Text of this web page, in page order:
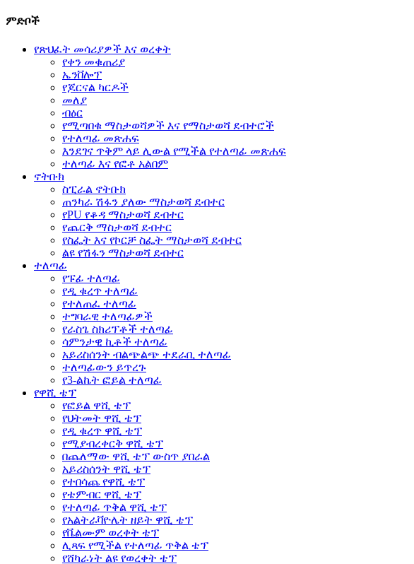
ምድቦች
የጽህፈት መሳሪያዎች እና ወረቀት
የቀን መቁጠሪያ
ኤንቨሎፕ
የጆርናል ካርዶች
መለያ
ብዕር
የሚጣበቁ ማስታወሻዎች እና የማስታወሻ ደብተሮች
የተለጣፊ መጽሐፍ
እንደገና ጥቅም ላይ ሊውል የሚችል የተለጣፊ መጽሐፍ
ተለጣፊ እና የፎቶ አልበም
ኖትቡክ
ስፒራል ኖትቡክ
ጠንካራ ሽፋን ያለው ማስታወሻ ደብተር
የPU የቆዳ ማስታወሻ ደብተር
የጨርቅ ማስታወሻ ደብተር
የስፌት እና የኮርቻ ስፌት ማስታወሻ ደብተር
ልዩ የሽፋን ማስታወሻ ደብተር
ተለጣፊ
የፑፊ ተለጣፊ
የዲ ቁረጥ ተለጣፊ
የተለጠፈ ተለጣፊ
ተግባራዊ ተለጣፊዎች
የራስጌ ስክሪፕቶች ተለጣፊ
ሳምንታዊ ኪቶች ተለጣፊ
አይሪስሰንት ብልጭልጭ ተደራቢ ተለጣፊ
ተለጣፊውን ይጥረጉ
የ3-ልኬት ፎይል ተለጣፊ
የዋሺ ቴፕ
የፎይል ዋሺ ቴፕ
የህትመት ዋሺ ቴፕ
የዲ ቁረጥ ዋሺ ቴፕ
የሚያብረቀርቅ ዋሺ ቴፕ
በጨለማው ዋሺ ቴፕ ውስጥ ያበራል
አይሪስሰንት ዋሺ ቴፕ
የተበሳጨ የዋሺ ቴፕ
የቴምብር ዋሺ ቴፕ
የተለጣፊ ጥቅል ዋሺ ቴፕ
የአልትራቫዮሌት ዘይት ዋሺ ቴፕ
የቬልሙም ወረቀት ቴፕ
ሊጻፍ የሚችል የተለጣፊ ጥቅል ቴፕ
የሸካራነት ልዩ የወረቀት ቴፕ